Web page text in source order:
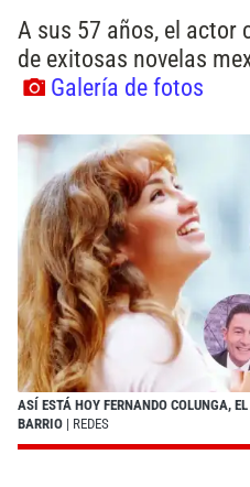
A sus 57 años, el actor
de exitosas novelas
Galería de fotos
ASÍ ESTÁ HOY FERNANDO COLUNGA,
BARRIO | REDES